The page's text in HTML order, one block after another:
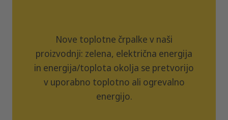
Nove toplotne črpalke v naši
proizvodnji: zelena, električna energija
in energija/toplota okolja se pretvorijo
v uporabno toplotno ali ogrevalno
energijo.